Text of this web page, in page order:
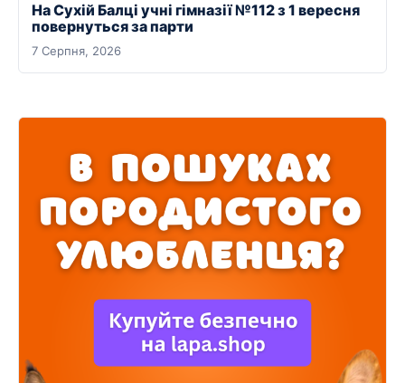
На Сухій Балці учні гімназії №112 з 1 вересня
повернуться за парти
7 Серпня, 2026